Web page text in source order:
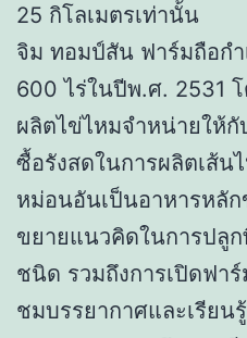
25 กิโลเมตรเท่านั้น
จิม ทอมป์สัน ฟาร์มถือก
600 ไร่ในปีพ.ศ. 2531
ผลิตไข่ไหมจำหน่ายให้กั
ซื้อรังสดในการผลิตเส้น
หม่อนอันเป็นอาหารหลั
ขยายแนวคิดในการปลู
ชนิด รวมถึงการเปิดฟา
ชมบรรยากาศและเรีย